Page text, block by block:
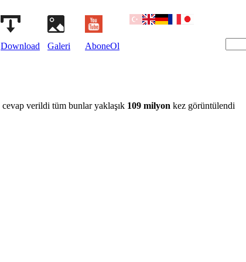
Download Galeri AboneOl
cevap verildi tüm bunlar yaklaşık 109 milyon kez görüntülendi